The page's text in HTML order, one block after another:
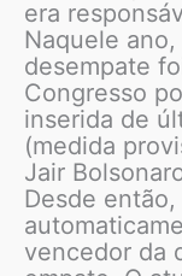
era
Naquele
desempate
Congresso
inserida de
(medida
Jair
Desde
vencedor da